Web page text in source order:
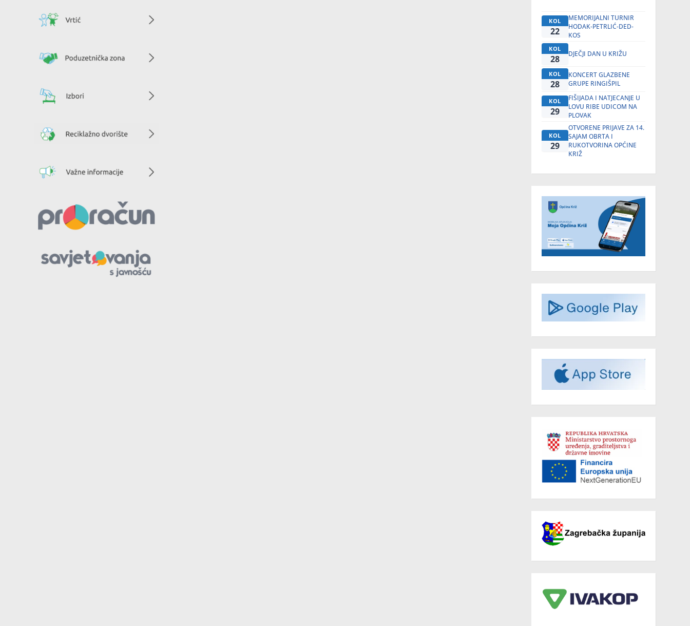
KOL
22
MEMORIJALNI TURNIR
HODAK-PETRLIĆ-DED-
KOS
KOL
28 DJEČJI DAN U KRIŽU
KOL
28
KONCERT GLAZBENE
GRUPE RINGIŠPIL
KOL
29
FIŠIJADA I NATJECANJE U
LOVU RIBE UDICOM NA
PLOVAK
KOL
29
OTVORENE PRIJAVE ZA 14.
SAJAM OBRTA I
RUKOTVORINA OPĆINE
KRIŽ